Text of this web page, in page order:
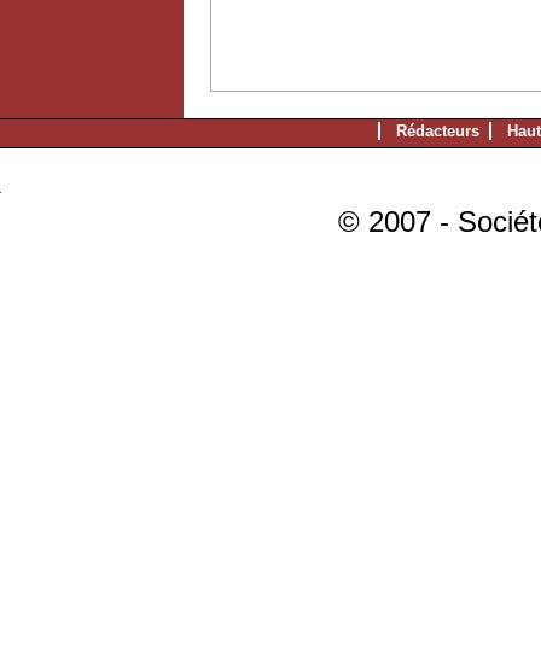
Rédacteurs
© 2007 -